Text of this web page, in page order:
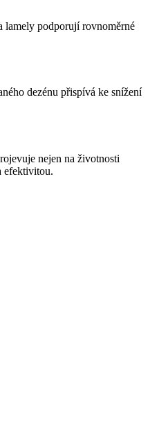
lamely podporují rovnoměrné
dezénu přispívá ke snížení
nejen na životnosti
efektivitou.